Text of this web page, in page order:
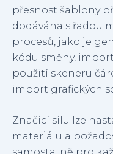
přesnost šablony
dodávána s řadou
procesů, jako je
kódu směny,
použití skeneru
import grafických
Značící sílu lze
materiálu a